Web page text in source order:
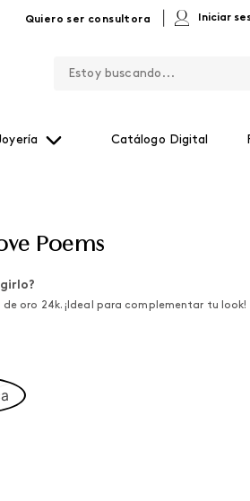
Quiero ser consultora Iniciar
Catálogo Digital
Poems
de oro 24k. ¡Ideal para complementar tu look!